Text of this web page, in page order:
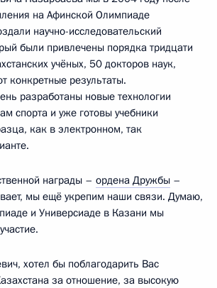
на Афинской Олимпиаде
научно-исследовательский
были привлечены порядка тридцати
учёных, 50 докторов наук,
конкретные результаты.
разработаны новые технологии
спорта и уже готовы учебники
как в электронном, так
награды – ордена Дружбы –
мы ещё укрепим наши связи. Думаю,
и Универсиаде в Казани мы
хотел бы поблагодарить Вас
за отношение, за высокую